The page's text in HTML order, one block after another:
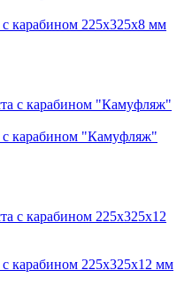
с карабином 225х325х8 мм
с карабином "Камуфляж"
с карабином 225х325х12 мм